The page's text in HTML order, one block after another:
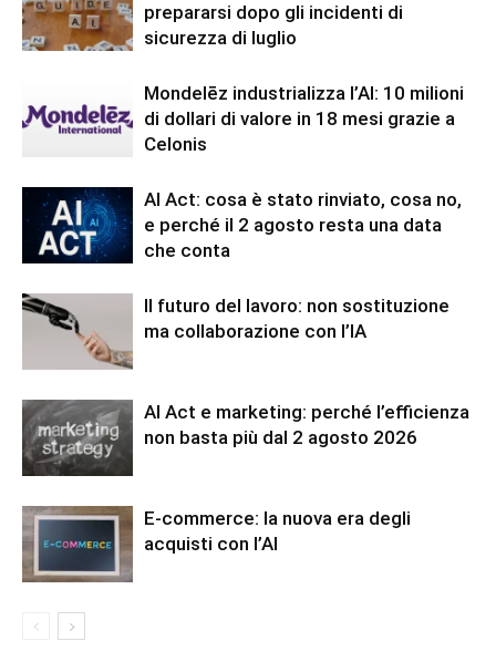
prepararsi dopo gli incidenti di
sicurezza di luglio
Mondelēz industrializza l’AI: 10 milioni
di dollari di valore in 18 mesi grazie a
Celonis
AI Act: cosa è stato rinviato, cosa no,
e perché il 2 agosto resta una data
che conta
Il futuro del lavoro: non sostituzione
ma collaborazione con l’IA
AI Act e marketing: perché l’efficienza
non basta più dal 2 agosto 2026
E-commerce: la nuova era degli
acquisti con l’AI